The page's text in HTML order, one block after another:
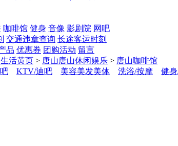
咖啡馆 健身 音像 影剧院 网吧
交通违章查询 长途客运时刻
品 优惠券 团购活动 留言
活黄页 > 唐山唐山休闲娱乐 > 唐山咖啡馆
KTV/迪吧 美容美发美体 洗浴/按摩 健